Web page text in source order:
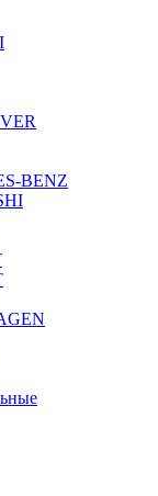
BENZ